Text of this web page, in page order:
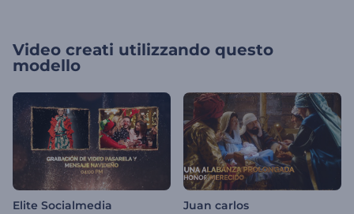
Video creati utilizzando questo
modello
Elite Socialmedia Juan carlos